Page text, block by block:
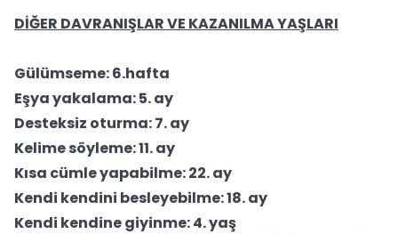
DİĞER DAVRANIŞLAR VE KAZANILMA YAŞLARI
Gülümseme: 6.hafta
Eşya yakalama: 5. ay
Desteksiz oturma: 7. ay
Kelime söyleme: 11. ay
Kısa cümle yapabilme: 22. ay
Kendi kendini besleyebilme: 18. ay
Kendi kendine giyinme: 4. yaş